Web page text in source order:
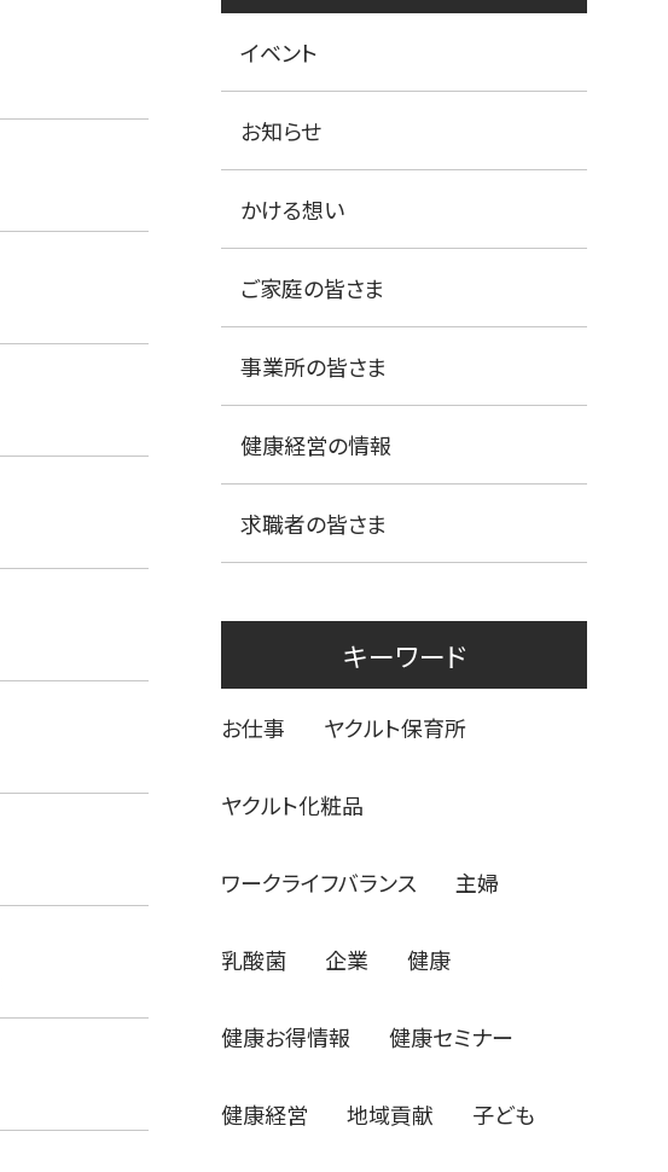
イベント
お知らせ
かける想い
ご家庭の皆さま
事業所の皆さま
健康経営の情報
求職者の皆さま
キーワード
お仕事 ヤクルト保育所
ヤクルト化粧品
ワークライフバランス 主婦
乳酸菌 企業 健康
健康お得情報 健康セミナー
健康経営 地域貢献 子ども